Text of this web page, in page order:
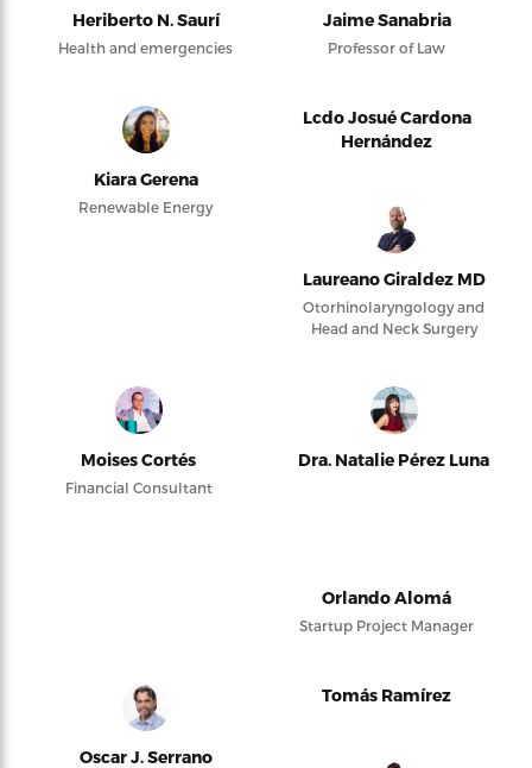
Heriberto N. Saurí
Health and emergencies
Jaime Sanabria
Professor of Law
Kiara Gerena
Renewable Energy
Lcdo Josué Cardona
Hernández
Laureano Giraldez MD
Otorhinolaryngology and
Head and Neck Surgery
Moises Cortés
Financial Consultant
Dra. Natalie Pérez Luna
Orlando Alomá
Startup Project Manager
Oscar J. Serrano
Tomás Ramírez